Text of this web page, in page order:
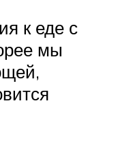
к еде с
мы